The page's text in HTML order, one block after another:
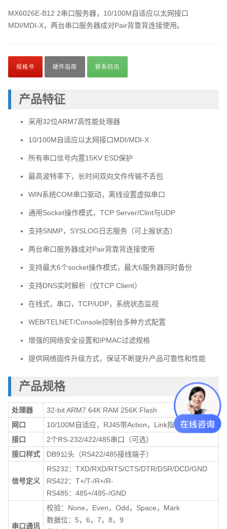
MX6026E-B12 2串口服务器，10/100M自适应以太网接口
MDI/MDI-X，两台串口服务器成对Pair背靠背连接使用。
规格书 硬件指南 联系码讯
产品特征
采用32位ARM7高性能处理器
10/100M自适应以太网接口MDI/MDI-X
所有串口信号内置15KV ESD保护
最高波特率下，长时间双向文件传输不丢包
WIN系统COM串口驱动，离线设置虚拟串口
通用Socket操作模式，TCP Server/Clint与UDP
支持SNMP，SYSLOG日志服务（可上报状态）
两台串口服务器成对Pair背靠背连接使用
支持最大6个socket操作模式，最大6服务器同时备份
支持DNS实时解析（仅TCP Client）
在线式，串口，TCP/UDP，系统状态监视
WEB/TELNET/Console控制台多种方式配置
增强的网络安全设置和IPMAC过滤规格
提供网络固件升级方式，保证不断提升产品可靠性和性能
产品规格
处理器
32-bit ARM7 64K RAM 256K Flash
网口
10/100M自适应，RJ45带Action，Link指示灯
接口
2个RS-232/422/485串口（可选）
接口样式
DB9公头（RS422/485接线端子）
信号定义
RS232：TXD/RXD/RTS/CTS/DTR/DSR/DCD/GND
RS422：T+/T-/R+/R-
RS485：485+/485-/GND
串口通讯
校验：None，Even，Odd，Space，Mark
数据位：5，6，7，8，9